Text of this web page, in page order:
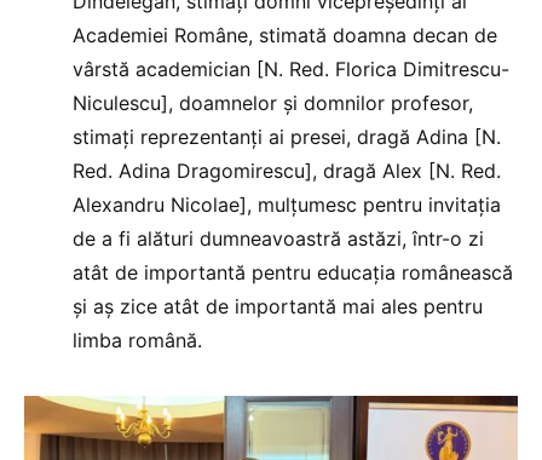
Academiei Române, stimată doamna decan de
vârstă academician [N. Red. Florica Dimitrescu-
Niculescu], doamnelor și domnilor profesor,
stimați reprezentanți ai presei, dragă Adina [N.
Red. Adina Dragomirescu], dragă Alex [N. Red.
Alexandru Nicolae], mulțumesc pentru invitația
de a fi alături dumneavoastră astăzi, într-o zi
atât de importantă pentru educația românească
și aș zice atât de importantă mai ales pentru
limba română.